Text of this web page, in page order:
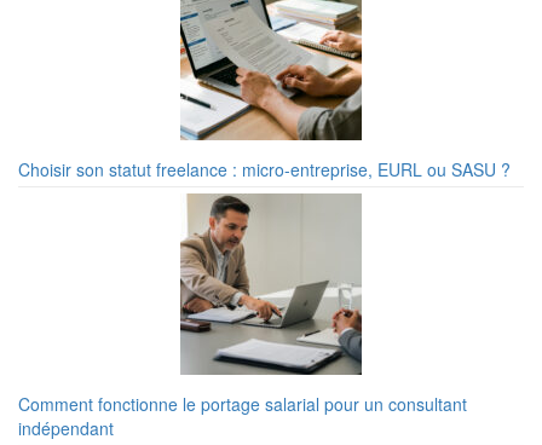
Choisir son statut freelance : micro-entreprise, EURL ou SASU ?
Comment fonctionne le portage salarial pour un consultant
indépendant